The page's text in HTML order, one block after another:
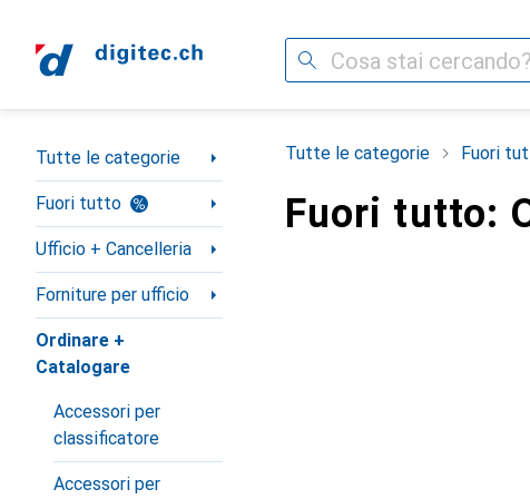
Cerca
Categoria Navigazione
Tutte le categorie
Fuori tutto
Ufficio + Cancelleria
Forniture per ufficio
Ordinare +
Catalogare
Accessori per
classificatore
Accessori per
Tutte le categorie Fuori
Fuori tutto: